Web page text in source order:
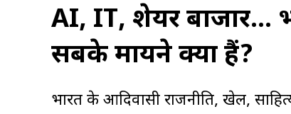
AI, IT, शेयर बाजार…
सबके मायने क्या हैं?
भारत के आदिवासी राजनीति, खेल,